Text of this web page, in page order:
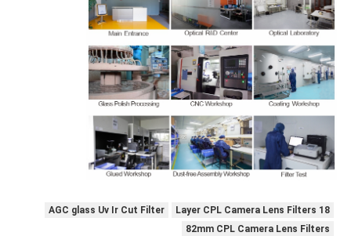
18 Layer CPL Camera Lens Filters
AGC glass Uv Ir Cut Filter
82mm CPL Camera Lens Filters